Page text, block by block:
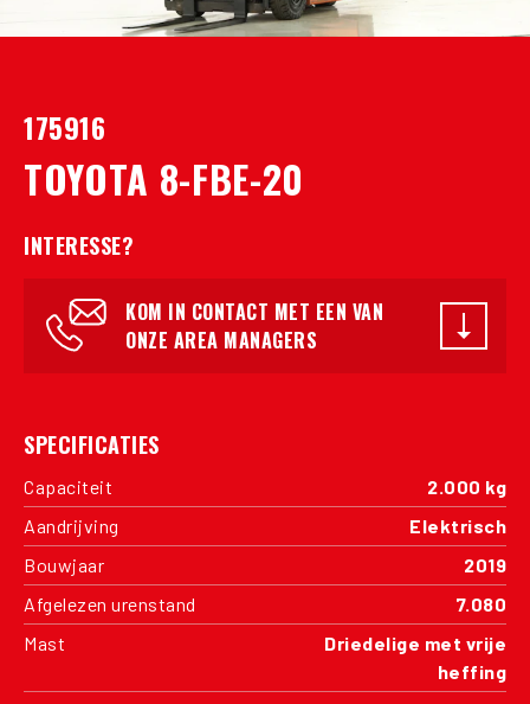
175916
TOYOTA 8-FBE-20
INTERESSE?
KOM IN CONTACT MET EEN VAN
ONZE AREA MANAGERS
SPECIFICATIES
Capaciteit
2.000 kg
Aandrijving
Elektrisch
Bouwjaar
2019
Afgelezen urenstand
7.080
Mast
Driedelige met vrije
heffing